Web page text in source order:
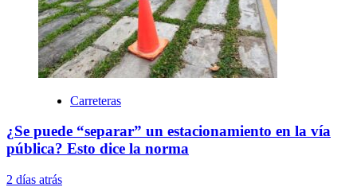
Carreteras
¿Se puede “separar” un estacionamiento en la vía
pública? Esto dice la norma
2 días atrás